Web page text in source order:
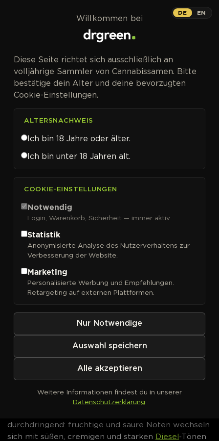
Highlife Cup 2025 – Auszeichnung
kurz nach dem Release.
Frozen Biscotti Auto
Cannabissamen von Dutch
Cup 2025 – schon kurz nach seiner Markteinführung.
Die Jury begründete das besonders mit dem
gasigen, sauren und teigigen Aromaprofil. Die
Blüten haben ein THC-Potential von
durchschnittlich 20 % bis zu 24 % und ein äußerst
komplexes Terpenprofil. Feminisierte Automatic
Frozen Biscotti Auto
Cannabissamen jetzt bei
DrGreen bestellen.
Frozen Biscotti Auto von
Dutch Passion – Genetik &
Eigenschaften
Frozen Biscotti AutoAuto ist das Ergebnis einer
Kreuzung aus Auto Oreoz OG (Oreoz x Auto
Glueberry OG) und einem hochwertigenBiscotti
Klon. Die Sorte ist Indica-dominant und gehört zur
durchdringend: fruchtige und saure Noten wechseln
sich mit süßen, cremigen und starken Diesel-Tönen
DE EN
Willkommen bei
Diese Seite richtet sich ausschließlich an
volljährige Sammler von Cannabissamen. Bitte
bestätige dein Alter und deine bevorzugten
Cookie-Einstellungen.
ALTERSNACHWEIS
Ich bin 18 Jahre oder älter.
Ich bin unter 18 Jahren alt.
COOKIE-EINSTELLUNGEN
Notwendig
Login, Warenkorb, Sicherheit — immer aktiv.
Statistik
Anonymisierte Analyse des Nutzerverhaltens zur
Verbesserung der Website.
Marketing
Personalisierte Werbung und Empfehlungen.
Retargeting auf externen Plattformen.
Nur Notwendige
Auswahl speichern
Alle akzeptieren
Weitere Informationen findest du in unserer
Datenschutzerklärung